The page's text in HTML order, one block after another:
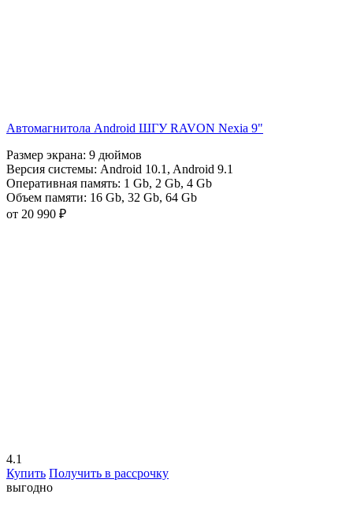
Автомагнитола Android ШГУ RAVON Nexia 9"
Размер экрана: 9 дюймов
Версия системы: Android 10.1 , Android 9.1
Оперативная память: 1 Gb, 2 Gb, 4 Gb
Объем памяти: 16 Gb, 32 Gb, 64 Gb
от 20 990 ₽
4.1
Купить Получить в рассрочку
выгодно